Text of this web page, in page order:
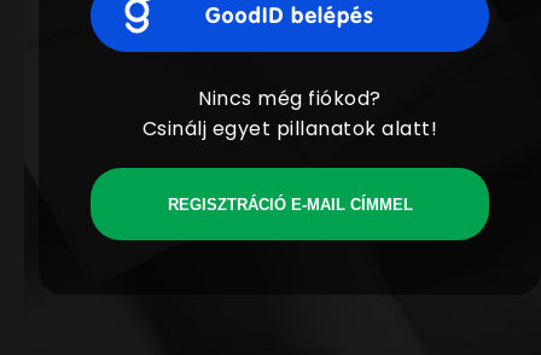
Nincs még fiókod?
Csinálj egyet pillanatok alatt!
REGISZTRÁCIÓ E-MAIL CÍMMEL